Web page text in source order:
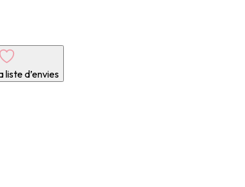
liste d’envies